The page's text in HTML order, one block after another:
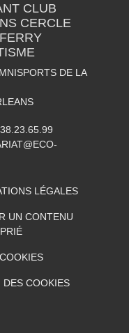
CLUB
CERCLE
DE LA
LÉGALES
UN CONTENU
DES COOKIES